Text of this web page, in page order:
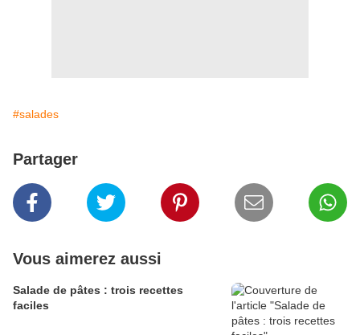
#salades
Partager
Vous aimerez aussi
Salade de pâtes : trois recettes
faciles